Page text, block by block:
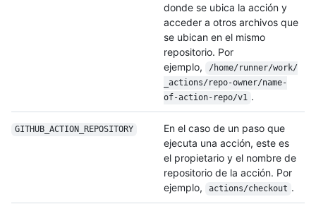
donde se ubica la acción y
acceder a otros archivos que
se ubican en el mismo
repositorio. Por
ejemplo,
/home/runner/work/
_actions/repo-owner/name-
of-action-repo/v1 .
GITHUB_ACTION_REPOSITORY
En el caso de un paso que
ejecuta una acción, este es
el propietario y el nombre de
repositorio de la acción. Por
ejemplo,
actions/checkout .